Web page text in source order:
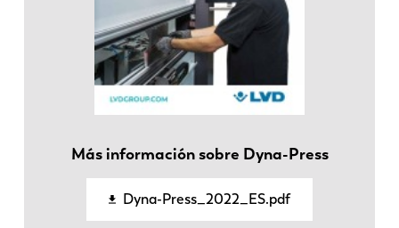
Más información sobre Dyna-Press
Dyna-Press_2022_ES.pdf
EN-US
IT
PT-PT
SK